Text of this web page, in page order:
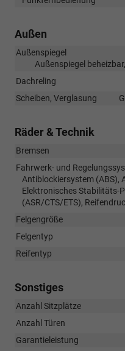
Außen
Außenspiegel
Außenspiegel
Dachreling
Scheiben, Verglasung
Räder & Technik
Bremsen
Fahrwerk- und
Antiblockiersystem (ABS),
Elektronisches Stabilitäts-
(ASR/CTS/ETS),
Felgengröße
Felgentyp
Reifentyp
Sonstiges
Anzahl Sitzplätze
Anzahl Türen
Garantieleistung